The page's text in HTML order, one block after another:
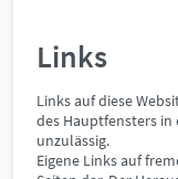
Links
Links auf diese
des Hauptfensters in
unzulässig.
Eigene Links auf